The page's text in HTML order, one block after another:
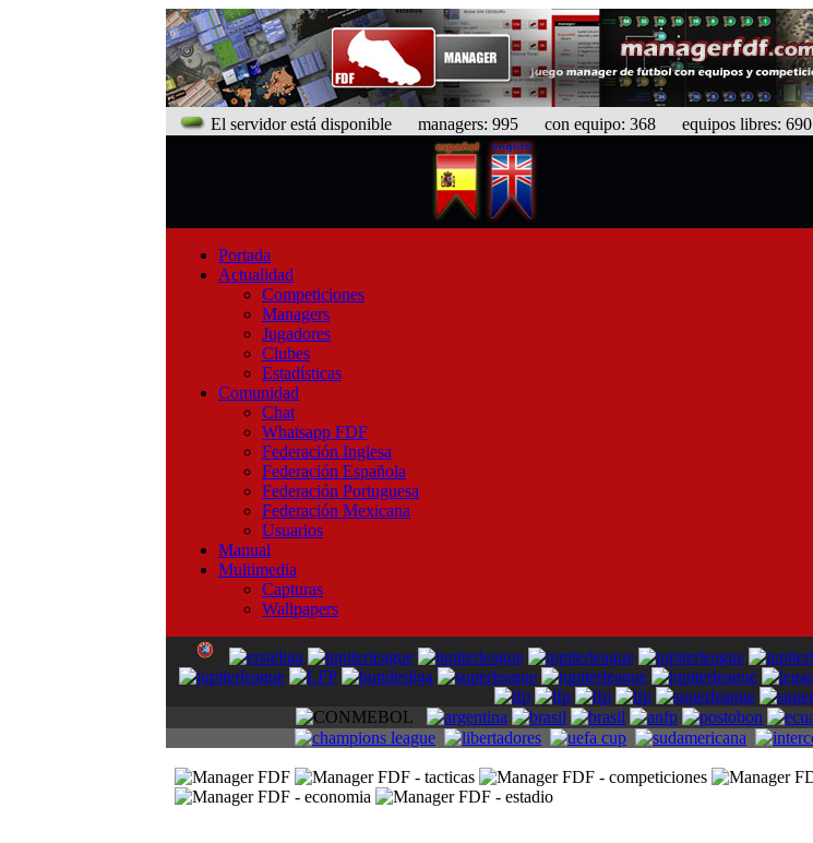
El servidor está disponible managers: 995 con equipo: 368 equipos libres: 690
Portada
Actualidad
Competiciones
Managers
Jugadores
Clubes
Estadísticas
Comunidad
Chat
Whatsapp FDF
Federación Inglesa
Federación Española
Federación Portuguesa
Federación Mexicana
Usuarios
Manual
Multimedia
Capturas
Wallpapers